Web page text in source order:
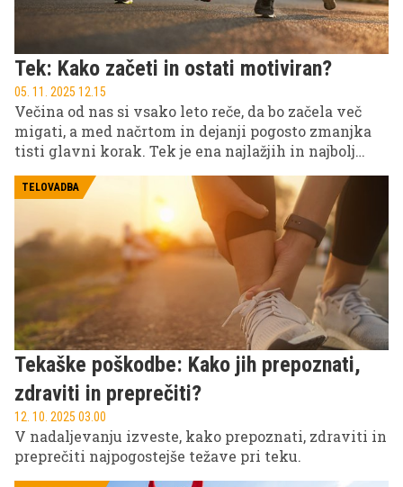
Tek: Kako začeti in ostati motiviran?
05. 11. 2025 12.15
Večina od nas si vsako leto reče, da bo začela več
migati, a med načrtom in dejanji pogosto zmanjka
tisti glavni korak. Tek je ena najlažjih in najbolj
kjerkoli in kadarkoli. Ne potrebujete fitnes kartice
ali drage opreme, le dobre športne copate in nekaj
volje.
TELOVADBA
Tekaške poškodbe: Kako jih prepoznati,
zdraviti in preprečiti?
12. 10. 2025 03.00
V nadaljevanju izveste, kako prepoznati, zdraviti in
preprečiti najpogostejše težave pri teku.